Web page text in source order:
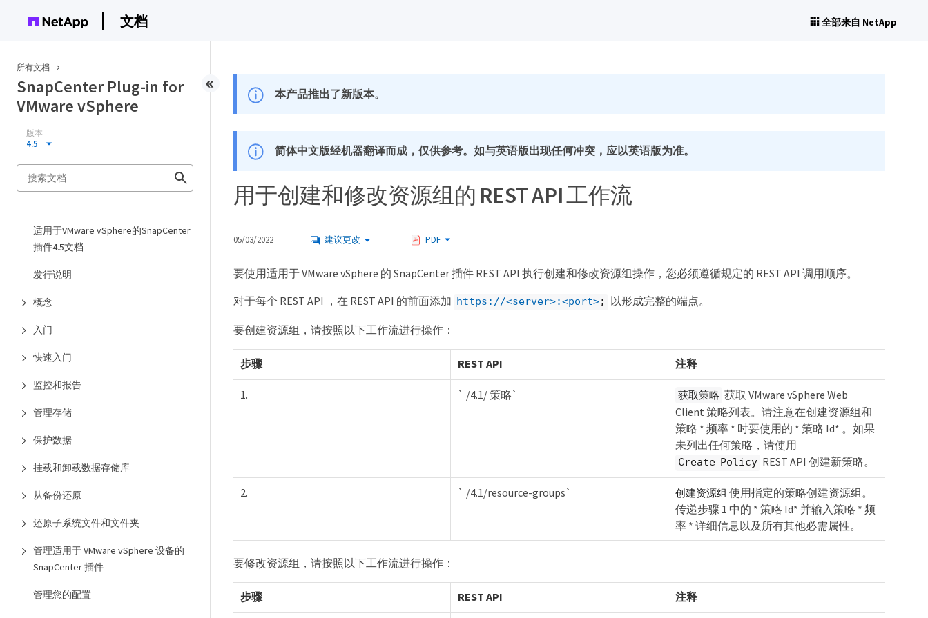
文档 全部来自 NetApp
所有文档
SnapCenter Plug-in for
VMware vSphere
版本
4.5
适用于VMware vSphere的SnapCenter
插件4.5文档
发行说明
概念
入门
快速入门
监控和报告
管理存储
保护数据
挂载和卸载数据存储库
从备份还原
还原子系统文件和文件夹
管理适用于 VMware vSphere 设备的
SnapCenter 插件
管理您的配置
本产品推出了新版本。
简体中文版经机器翻译而成，仅供参考。如与英语版出现任何冲突，应以英语版为准。
用于创建和修改资源组的 REST API 工作流
05/03/2022 建议更改 PDF
要使用适用于 VMware vSphere 的 SnapCenter 插件 REST API 执行创建和修改资源组操作，您必须遵循规定的 REST API 调用顺序。
对于每个 REST API ，在 REST API 的前面添加 https://<server>:<port>; 以形成完整的端点。
要创建资源组，请按照以下工作流进行操作：
步骤 REST API 注释
1. ` /4.1/ 策略` 获取策略 获取 VMware vSphere Web
Client 策略列表。请注意在创建资源组和
策略 * 频率 * 时要使用的 * 策略 Id* 。如果
未列出任何策略，请使用
Create Policy REST API 创建新策略。
2. ` /4.1/resource-groups` 创建资源组 使用指定的策略创建资源组。
传递步骤 1 中的 * 策略 Id* 并输入策略 * 频
率 * 详细信息以及所有其他必需属性。
要修改资源组，请按照以下工作流进行操作：
步骤 REST API 注释